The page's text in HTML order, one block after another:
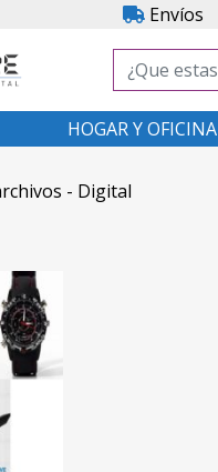
Envíos
HOGAR Y OFICINA
- Digital